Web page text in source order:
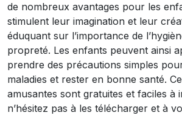
de nombreux avantages pour les
stimulent leur imagination et leur
éduquant sur l’importance de
propreté. Les enfants peuvent ainsi
prendre des précautions simples
maladies et rester en bonne santé.
amusantes sont gratuites et faciles à
n’hésitez pas à les télécharger et à